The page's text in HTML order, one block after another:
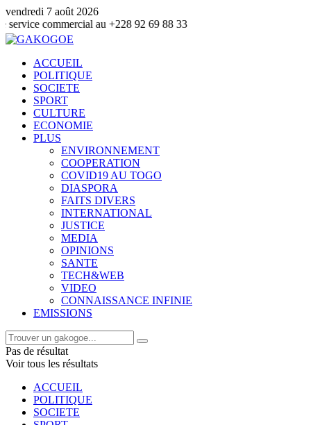
vendredi 7 août 2026
au +228 92 69 88 33
ACCUEIL
POLITIQUE
SOCIETE
SPORT
CULTURE
ECONOMIE
PLUS
ENVIRONNEMENT
COOPERATION
COVID19 AU TOGO
DIASPORA
FAITS DIVERS
INTERNATIONAL
JUSTICE
MEDIA
OPINIONS
SANTE
TECH&WEB
VIDEO
CONNAISSANCE INFINIE
EMISSIONS
Pas de résultat
Voir tous les résultats
ACCUEIL
POLITIQUE
SOCIETE